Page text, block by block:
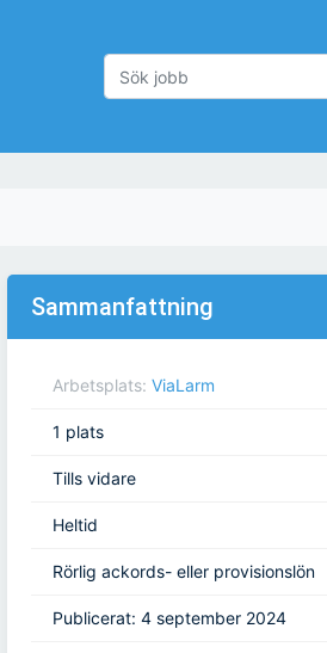
Sammanfattning
Arbetsplats: ViaLarm
1 plats
Tills vidare
Heltid
Rörlig ackords- eller provisionslön
Publicerat: 4 september 2024